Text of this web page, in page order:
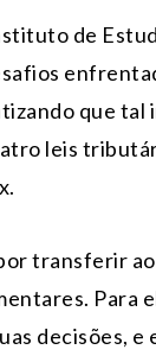
de
que tal
leis
transferir
Para
decisões,